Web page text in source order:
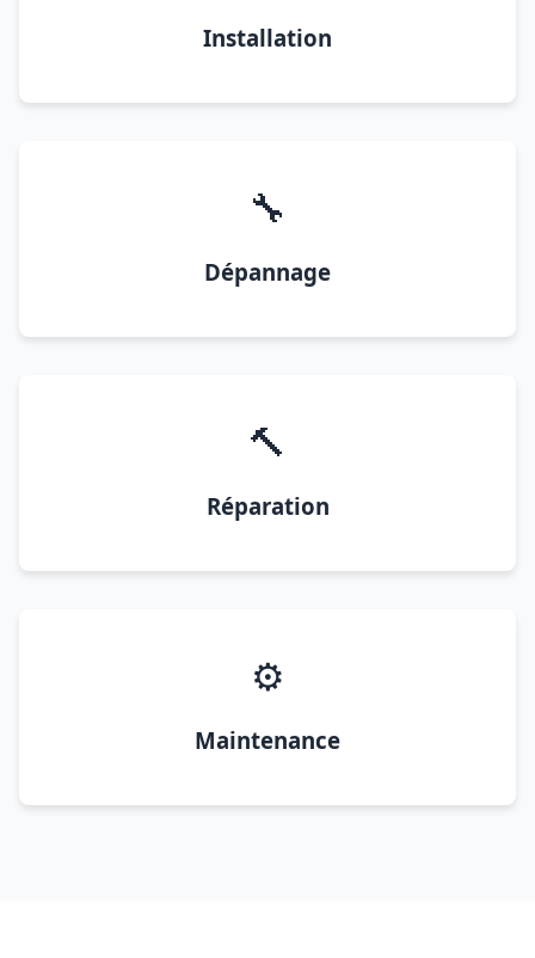
Installation
🔧
Dépannage
🔨
Réparation
⚙️
Maintenance